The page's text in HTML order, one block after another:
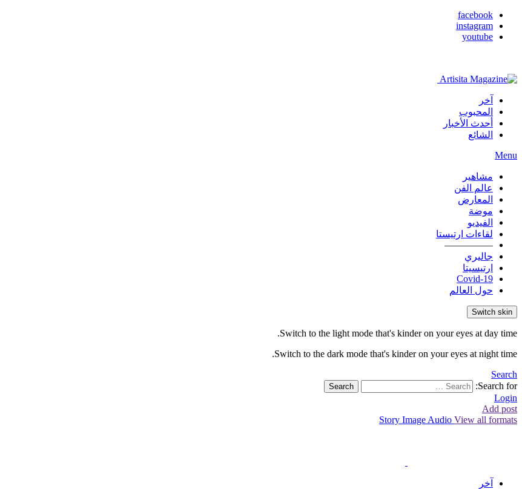
facebook
instagram
youtube
آخر
المحبوب
أحدث الأخبار
الشائع
Menu
مشاهير
عالم الفن
المعارض
موضة
الفيديو
لقاءات ارتيستا
—————
جاليري
ارتيسيتا
Covid-19
حول العالم
Switch skin
Switch to the light mode that's kinder on your eyes at day time.
Switch to the dark mode that's kinder on your eyes at night time.
Search
Search for:
Search
Login
Add post
Story Image Audio View all formats
آخر